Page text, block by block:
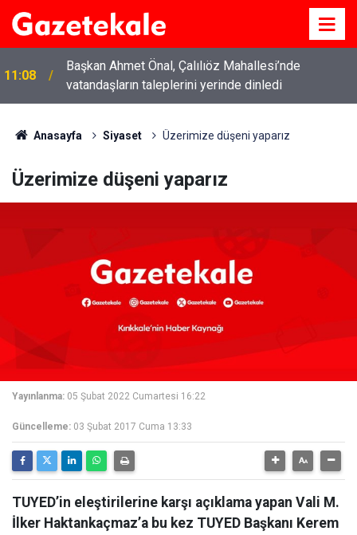
11:08
Başkan Ahmet Önal, Çalılıöz Mahallesi’nde
vatandaşların taleplerini yerinde dinledi
Anasayfa Siyaset Üzerimize düşeni yaparız
Üzerimize düşeni yaparız
Yayınlanma: 05 Şubat 2022 Cumartesi 16:22
Güncelleme: 03 Şubat 2017 Cuma 13:33
TUYED’in eleştirilerine karşı açıklama yapan Vali M.
İlker Haktankaçmaz’a bu kez TUYED Başkanı Kerem